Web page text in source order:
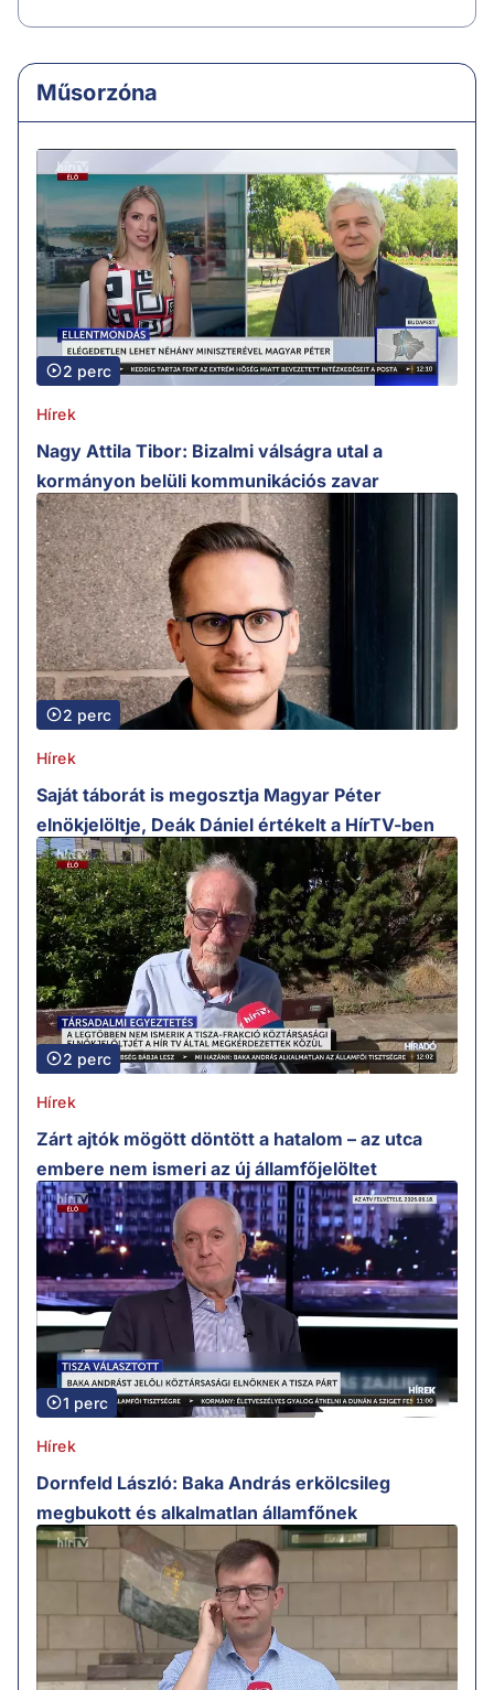
Műsorzóna
2 perc
Hírek
Nagy Attila Tibor: Bizalmi válságra utal a
kormányon belüli kommunikációs zavar
2 perc
Hírek
Saját táborát is megosztja Magyar Péter
elnökjelöltje, Deák Dániel értékelt a HírTV-ben
2 perc
Hírek
Zárt ajtók mögött döntött a hatalom – az utca
embere nem ismeri az új államfőjelöltet
1 perc
Hírek
Dornfeld László: Baka András erkölcsileg
megbukott és alkalmatlan államfőnek